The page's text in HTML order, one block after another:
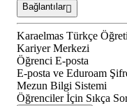
Bağlantılar
Karaelmas Türkçe
Kariyer Merkezi
Öğrenci E-posta
E-posta ve Eduroam
Mezun Bilgi Sistemi
Öğrenciler İçin Sıkça